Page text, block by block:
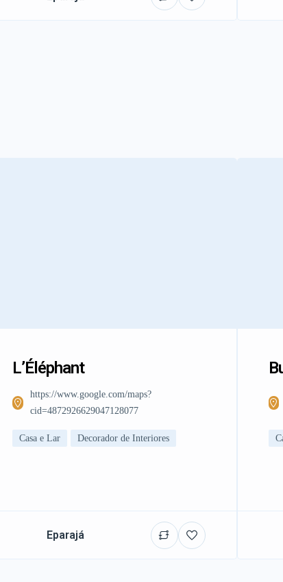
L’Éléphant
https://www.google.com/maps?
cid=4872926629047128077
Casa e Lar Decorador de Interiores
Eparajá